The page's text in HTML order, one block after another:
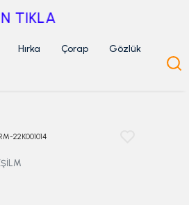
Hırka Çorap Gözlük
22K001014